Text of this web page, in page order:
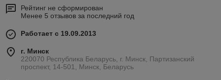
Рейтинг не сформирован
Менее 5 отзывов за последний год
Работает с 19.09.2013
г. Минск
220070 Республика Беларусь, г. Минск, Партизанский
проспект, 14-501, Минск, Беларусь